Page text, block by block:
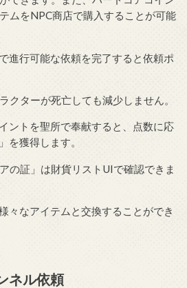
ムをNPC商店で購入することが可能
進行可能な依頼を完了すると依頼ポ
クターが死亡しても減少しません。
ントを聖所で奉献すると、点数に応
を獲得します。
の証」は財貨リストUIで確認できま
々なアイテムと交換することができ
ネル依頼